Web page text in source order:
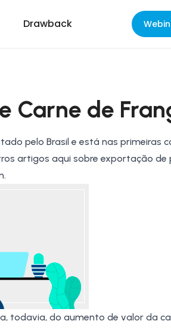
Drawback
Carne de
pelo Brasil e está nas primeiras
artigos aqui sobre exportação de
todavia, do aumento de valor da